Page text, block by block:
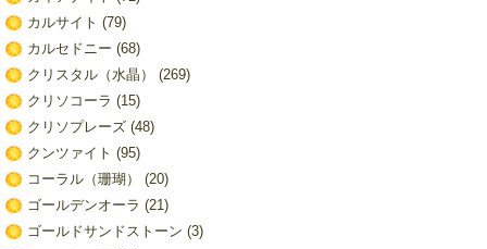
カルサイト (79)
カルセドニー (68)
クリスタル（水晶）
(269)
クリソコーラ (15)
クリソプレーズ(48)
クンツァイト (95)
コーラル（珊瑚）
(20)
ゴールデンオーラ (21)
ゴールドサンドストーン (3)